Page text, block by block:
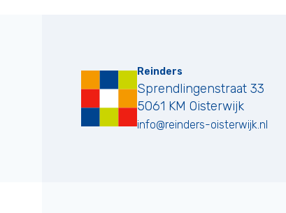
Reinders
Sprendlingenstraat 33
5061 KM Oisterwijk
info@reinders-oisterwijk.nl